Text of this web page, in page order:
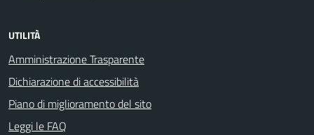
UTILITÀ
Amministrazione Trasparente
Dichiarazione di accessibilità
Piano di miglioramento del sito
Leggi le FAQ